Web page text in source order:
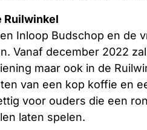
Ruilwinkel
Inloop Budschop en de
Vanaf december 2022
maar ook in de
van een kop koffie en
voor ouders die een
laten spelen.